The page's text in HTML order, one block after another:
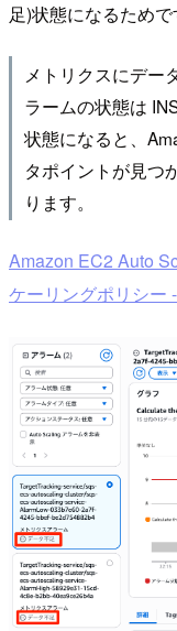
足)状態になるためで
メトリクスにデー
ラームの状態は
状態になると、
タポイントが見つ
ります。
Amazon EC2 Auto
ケーリングポリシー